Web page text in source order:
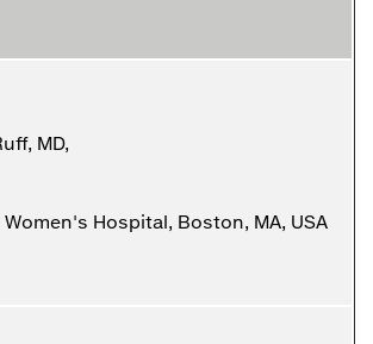
MD,
Hospital, Boston, MA, USA